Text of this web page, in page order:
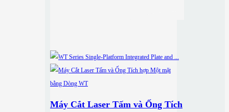
Máy Cắt Laser Tấm và Ống Tích